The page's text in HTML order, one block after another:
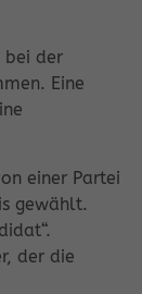
bei der
Eine
einer Partei
gewählt.
der die